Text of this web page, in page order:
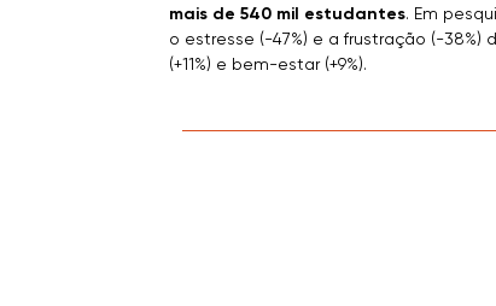
mais de 540 mil estudantes. Em
o estresse (-47%) e a frustração (-
(+11%) e bem-estar (+9%).